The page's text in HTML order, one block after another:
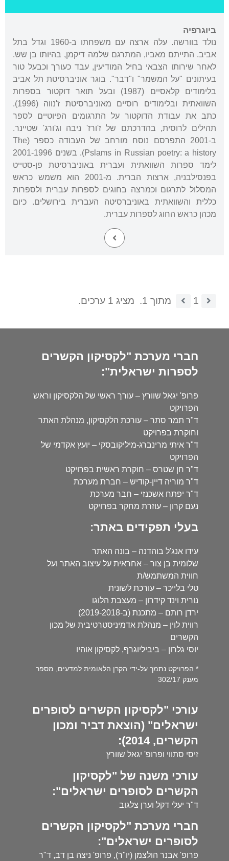
ביוגרפיה
נולד בוורשה. עלה ארצה עם משפחתו ב-1960 וגדל בתל
אביב. התייתם מאביו, המתרגם שלמה דיקמן, בהיותו בן שש.
לאחר שירותו הצבאי בחיל המודיעין, עבד כעורך וכבעל טור
בעיתונים "על המשמר" ו"דבר". בוגר אוניברסיטת תל אביב
בלימודים קלאסיים (1987) ובעל תואר דוקטור בספרות
השוואתית ובלימודים רוסיים מאוניברסיטת ז'נווה (1996).
כתב את עבודת הדוקטור על התרגומים הפיוטיים לספר
תהילים לרוסית, בהדרכתם של ז'ורז' ניבה וג'ורג' שטיינר.
ב-2001 התפרסם נוסח מורחב של העבודה כספר (The
Pslams in Russian poetry: a history). בשנים 2001-1996
לימד ספרות השוואתית ועברית באוניברסיטת פן-סטייט
בפנסילבניה, ארצות הברית. מ-2001 הוא משמש כראש
המסלול לתרגום וכמרצה בחוגים לספרות עברית ולספרות
כללית והשוואתית באוניברסיטה העברית בירושלים. כיום
מכהן כראש החוג לספרות עברית.
1 מתוך 1. מציג 1 ערכים.
חברי מערכת "לקסיקון הקשרים
לספרות ישראלית":
פרופ' יגאל שוורץ – עורך ראשי של הלקסיקון וראש
הפרויקט
ד"ר תמר סתר – עורכת הלקסיקון, מנהלת האתר
וחוקרת בפרויקט
ד"ר איתי מרינברג-מיליקובסקי – יועץ אקדמי של
הפרויקט
ד"ר חן שטרס – חוקרת ראשית בפרויקט
ד"ר מוריה דיין-קודיש – חברת מערכת
ד"ר יפתח אשכנזי – חבר מערכת
נעם קרון – עוזרת מחקר בפרויקט
בעלי תפקידים באתר:
עידו אנג'ל בוהדנה – בונה האתר
שלומית בן צור – אחראית על עיצוב האתר ועל
חווית המשתמש/ת
טלי בלייכר – עורכת לשונית
נורית וינד קידרון – מעצבת הלוגו
ירדן רותם – מתכנת (ב-2019-2018)
רווית לוין – מנהלת אדמיניסטרטיבית של מכון
הקשרים
יוסי גלרון – ביביליוגרף, לקסיקון אוהיו
* הפרויקט נתמך על-ידי הקרן הלאומית למדעים, מספר
מענק 302/17
עורכי "לקסיקון הקשרים לסופרים
ישראלים" (הוצאת דביר ומכון
הקשרים, 2014):
זיסי סתווי ופרופ' יגאל שוורץ
עורכי משנה של "לקסיקון
הקשרים לסופרים ישראלים":
ד"ר יעלי דקל וערן צלגוב
חברי מערכת "לקסיקון הקשרים
לסופרים ישראלים":
פרופ' אבנר הולצמן (יו"ר), פרופ' ניצה בן דב, ד"ר